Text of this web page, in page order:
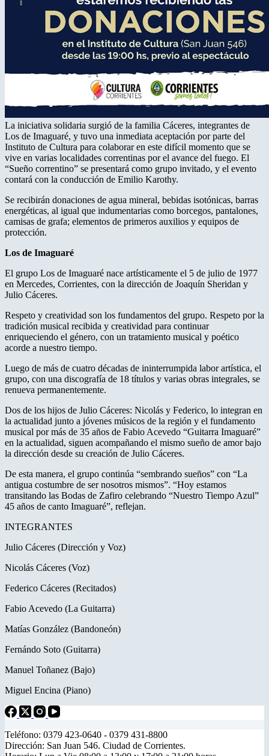
La iniciativa solidaria surgió de la familia Cáceres, integrantes de
Los de Imaguaré, y tuvo una inmediata aceptación por parte del
Instituto de Cultura para colaborar en este difícil momento que se
vive en varias localidades correntinas por el avance del fuego. El
“Sueño correntino” se presentará como grupo invitado, y el evento
contará con la conducción de Emilio Karothy.
Se recibirán donaciones de agua mineral, bebidas isotónicas, barras
energéticas, al igual que indumentarias como borcegos, pantalones,
camisas de grafa; elementos de primeros auxilios y equipos de
protección.
Los de Imaguaré
El grupo Los de Imaguaré nace artísticamente el 5 de julio de 1977
en Mercedes, Corrientes, con la dirección de Joaquín Sheridan y
Julio Cáceres.
Respeto y creatividad son los fundamentos del grupo. Respeto por la
tradición musical recibida y creatividad para continuar
enriqueciendo el género, con un tratamiento musical y poético
acorde a nuestro tiempo.
Luego de más de cuatro décadas de ininterrumpida labor artística, el
grupo, con una discografía de 18 títulos y varias obras integrales, se
renueva permanentemente.
Dos de los hijos de Julio Cáceres: Nicolás y Federico, lo integran en
la actualidad junto a jóvenes músicos de la región y el fundamento
musical por más de 35 años de Fabio Acevedo “Guitarra Imaguaré”
en la actualidad, siguen acompañando el mismo sueño de amor bajo
la dirección desde su creación de Julio Cáceres.
De esta manera, el grupo continúa “sembrando sueños” con “La
antigua costumbre de ser nosotros mismos”. “Hoy estamos
transitando las Bodas de Zafiro celebrando “Nuestro Tiempo Azul”
45 años de canto Imaguaré”, reflejan.
INTEGRANTES
Julio Cáceres (Dirección y Voz)
Nicolás Cáceres (Voz)
Federico Cáceres (Recitados)
Fabio Acevedo (La Guitarra)
Matías González (Bandoneón)
Fernándo Soto (Guitarra)
Manuel Toñanez (Bajo)
Miguel Encina (Piano)
Teléfono: 0379 423-0640 - 0379 431-8800
Dirección: San Juan 546. Ciudad de Corrientes.